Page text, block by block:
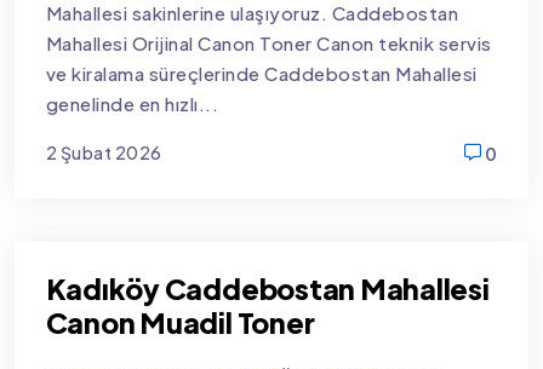
Mahallesi sakinlerine ulaşıyoruz. Caddebostan
Mahallesi Orijinal Canon Toner Canon teknik servis
ve kiralama süreçlerinde Caddebostan Mahallesi
genelinde en hızlı...
2 Şubat 2026
0
Kadıköy Caddebostan Mahallesi
Canon Muadil Toner